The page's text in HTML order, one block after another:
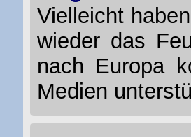
Vielleicht
wieder das
nach Europa
Medien